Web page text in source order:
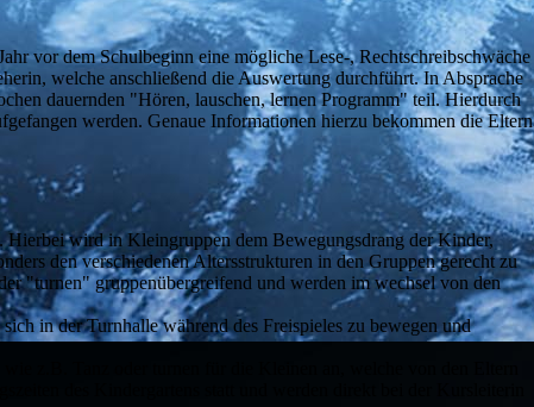
vor dem Schulbeginn eine mögliche Lese-, Rechtschreibschwäche
welche anschließend die Auswertung durchführt. In Absprache
dauernden "Hören, lauschen, lernen Programm" teil. Hierdurch
werden. Genaue Informationen hierzu bekommen die Eltern
Hierbei wird in Kleingruppen dem Bewegungsdrang der Kinder,
den verschiedenen Altersstrukturen in den Gruppen gerecht zu
"turnen" gruppenübergreifend und werden im wechsel von den
in der Turnhalle während des Freispieles zu bewegen und